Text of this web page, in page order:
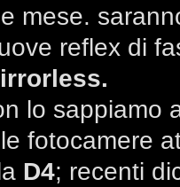
mese.
reflex di
lo sappiamo
fotocamere
D4; recenti